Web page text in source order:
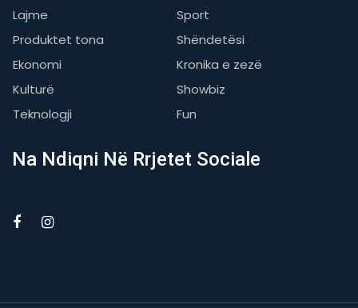
Lajme
Sport
Produktet tona
Shëndetësi
Ekonomi
Kronika e zezë
Kulturë
Showbiz
Teknologji
Fun
Na Ndiqni Në Rrjetet Sociale